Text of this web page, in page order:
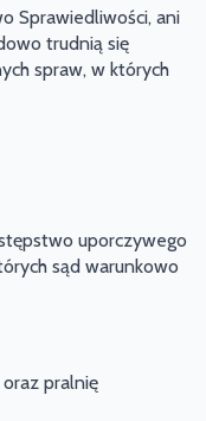
Sprawiedliwości, ani
trudnią się
spraw, w których
uporczywego
sąd warunkowo
pralnię